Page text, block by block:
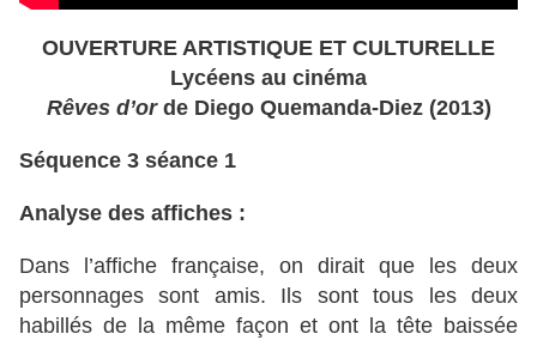
OUVERTURE ARTISTIQUE ET CULTURELLE
Lycéens au cinéma
Rêves d’orde Diego Quemanda-Diez (2013)
Séquence 3 séance 1
Analyse des affiches :
Dans l’affiche française, on dirait que les deux
personnages sont amis. Ils sont tous les deux
habillés de la même façon et ont la tête baissée